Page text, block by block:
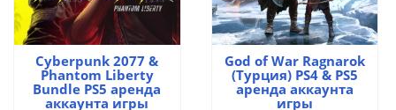
Cyberpunk 2077 &
Phantom Liberty
Bundle PS5 аренда
аккаунта игры
God of War Ragnarok
(Турция) PS4 & PS5
аренда аккаунта
игры